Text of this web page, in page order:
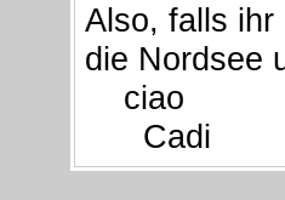
Also, falls ihr
die Nordsee
ciao
Cadi